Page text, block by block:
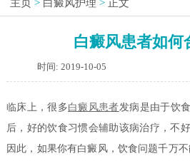
主页 > 白癜风护理 > 正文
白癜风患者如何
时间: 2019-10-05
临床上，很多白癜风患者发病是由于饮
后，好的饮食习惯会辅助该病治疗，不
因此，如果你有白癜风，饮食问题千万